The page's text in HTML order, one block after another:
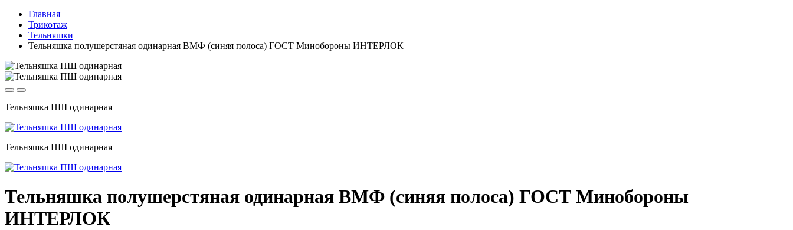
Главная
Трикотаж
Тельняшки
Тельняшка полушерстяная одинарная ВМФ (синяя полоса) ГОСТ Минобороны ИНТЕРЛОК
Тельняшка ПШ одинарная
Тельняшка ПШ одинарная
Тельняшка полушерстяная одинарная ВМФ (синяя полоса) ГОСТ Минобороны
ИНТЕРЛОК